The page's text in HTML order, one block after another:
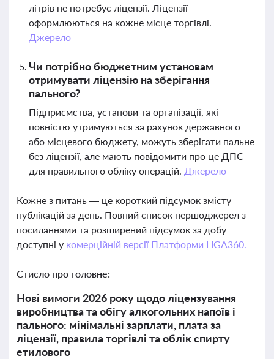
літрів не потребує ліцензії. Ліцензії
оформлюються на кожне місце торгівлі.
Джерело
Чи потрібно бюджетним установам
отримувати ліцензію на зберігання
пального?
Підприємства, установи та організації, які
повністю утримуються за рахунок державного
або місцевого бюджету, можуть зберігати пальне
без ліцензії, але мають повідомити про це ДПС
для правильного обліку операцій. Джерело
Кожне з питань — це короткий підсумок змісту
публікацій за день. Повний список першоджерел з
посиланнями та розширений підсумок за добу
доступні у комерційній версії Платформи LIGA360.
Стисло про головне:
Нові вимоги 2026 року щодо ліцензування
виробництва та обігу алкогольних напоїв і
пального: мінімальні зарплати, плата за
ліцензії, правила торгівлі та облік спирту
етилового